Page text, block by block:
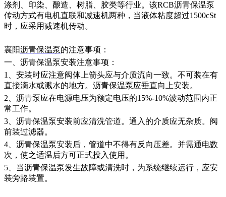
涤剂、印染、酿造、树脂、胶类等行业。该RCB沥青保温泵
传动方式有电机直联和减速机两种，当液体粘度超过1500cSt
时，应采用减速机传动。
襄阳沥青保温泵的注意事项：
一、沥青保温泵安装注意事项：
1、安装时应注意阀体上箭头应与介质流向一致。不可装在有
直接滴水或溅水的地方。沥青保温泵应垂直向上安装。
2、沥青泵应在电源电压为额定电压的15%-10%波动范围内正
常工作。
3、沥青保温泵安装前应清洗管道。通入的介质应无杂质。阀
前装过滤器。
4、沥青保温泵安装后，管道中不得有反向压差。并需通电数
次，使之适温后方可正式投入使用。
5、当沥青保温泵发生故障或清洗时，为系统继续运行，应安
装旁路装置。